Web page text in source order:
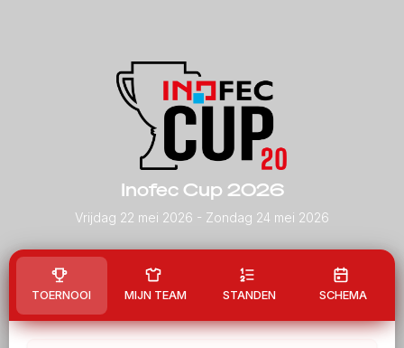
Inofec Cup 2026
Vrijdag 22 mei 2026 - Zondag 24 mei 2026
TOERNOOI MIJN TEAM STANDEN SCHEMA